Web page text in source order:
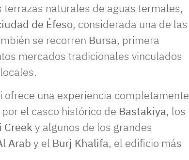
terrazas naturales de aguas termales,
de Éfeso, considerada una de las
se recorren Bursa, primera
mercados tradicionales vinculados
ofrece una experiencia completamente
el casco histórico de Bastakiya, los
Creek y algunos de los grandes
Arab y el Burj Khalifa, el edificio más